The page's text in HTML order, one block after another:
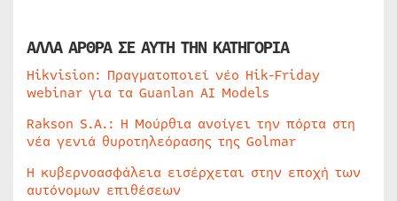
ΑΛΛΑ ΑΡΘΡΑ ΣΕ ΑΥΤΗ ΤΗΝ ΚΑΤΗΓΟΡΙΑ
Hikvision: Πραγματοποιεί νέο Hik-Friday
webinar για τα Guanlan AI Models
Rakson S.A.: Η Μούρθια ανοίγει την πόρτα στη
νέα γενιά θυροτηλεόρασης της Golmar
Η κυβερνοασφάλεια εισέρχεται στην εποχή των
αυτόνομων επιθέσεων